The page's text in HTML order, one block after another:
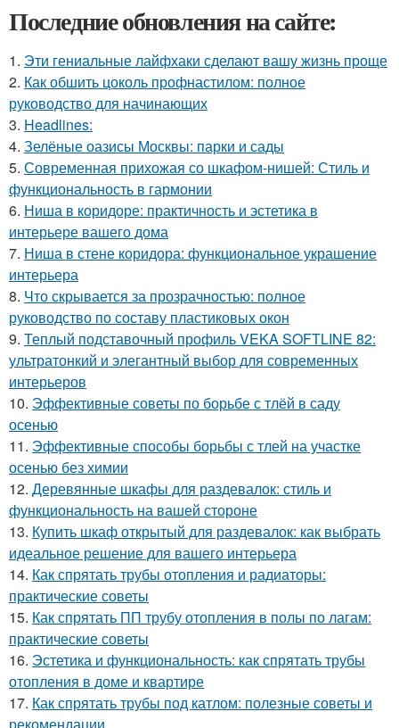
Последние обновления на сайте:
1. Эти гениальные лайфхаки сделают вашу жизнь проще
2. Как обшить цоколь профнастилом: полное
руководство для начинающих
3. Headlines:
4. Зелёные оазисы Москвы: парки и сады
5. Современная прихожая со шкафом-нишей: Стиль и
функциональность в гармонии
6. Ниша в коридоре: практичность и эстетика в
интерьере вашего дома
7. Ниша в стене коридора: функциональное украшение
интерьера
8. Что скрывается за прозрачностью: полное
руководство по составу пластиковых окон
9. Теплый подставочный профиль VEKA SOFTLINE 82:
ультратонкий и элегантный выбор для современных
интерьеров
10. Эффективные советы по борьбе с тлёй в саду
осенью
11. Эффективные способы борьбы с тлей на участке
осенью без химии
12. Деревянные шкафы для раздевалок: стиль и
функциональность на вашей стороне
13. Купить шкаф открытый для раздевалок: как выбрать
идеальное решение для вашего интерьера
14. Как спрятать трубы отопления и радиаторы:
практические советы
15. Как спрятать ПП трубу отопления в полы по лагам:
практические советы
16. Эстетика и функциональность: как спрятать трубы
отопления в доме и квартире
17. Как спрятать трубы под катлом: полезные советы и